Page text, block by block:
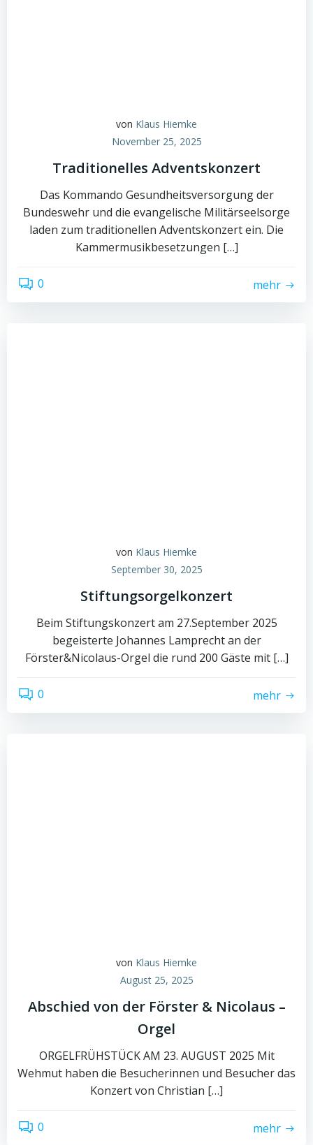
von Klaus Hiemke
November 25, 2025
Traditionelles Adventskonzert
Das Kommando Gesundheitsversorgung der
Bundeswehr und die evangelische Militärseelsorge
laden zum traditionellen Adventskonzert ein. Die
Kammermusikbesetzungen […]
0 mehr
von Klaus Hiemke
September 30, 2025
Stiftungsorgelkonzert
Beim Stiftungskonzert am 27.September 2025
begeisterte Johannes Lamprecht an der
Förster&Nicolaus-Orgel die rund 200 Gäste mit […]
0 mehr
von Klaus Hiemke
August 25, 2025
Abschied von der Förster & Nicolaus –
Orgel
ORGELFRÜHSTÜCK AM 23. AUGUST 2025 Mit
Wehmut haben die Besucherinnen und Besucher das
Konzert von Christian […]
0 mehr